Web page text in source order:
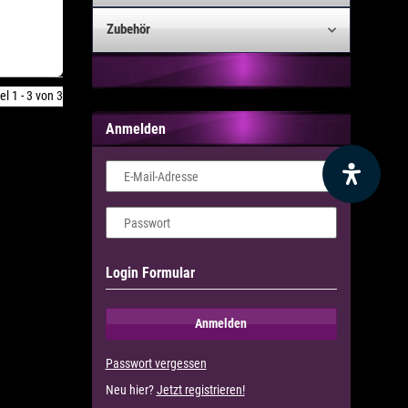
1 - 3 von 3
Zubehör
Anmelden
E-Mail-Adresse
Passwort
Login Formular
Anmelden
Passwort vergessen
Neu hier?Jetzt registrieren!